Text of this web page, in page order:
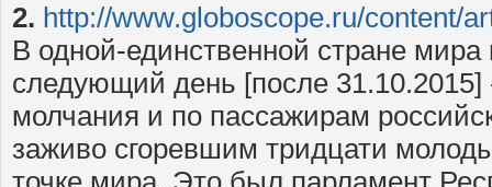
2. http://www.globoscope.ru/content/
В одной-единственной стране мира
следующий день [после
молчания и по пассажирам
заживо сгоревшим тридцати